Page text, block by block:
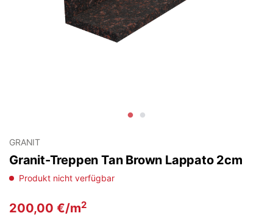
GRANIT
Granit-Treppen Tan Brown Lappato 2cm
Produkt nicht verfügbar
200,00 €/m2